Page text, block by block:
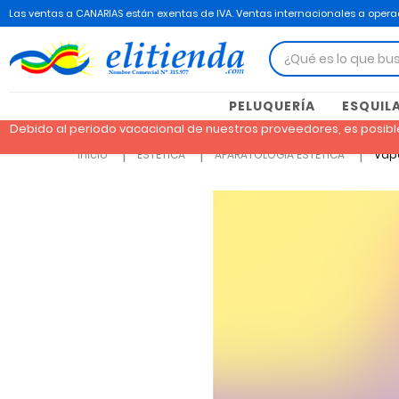
Las ventas a CANARIAS están exentas de IVA. Ventas internacionales a
PELUQUERÍA
Debido al periodo vacacional de nuestros proveedores, es
Inicio ESTÉTICA APARATOLOGÍA ESTÉTICA